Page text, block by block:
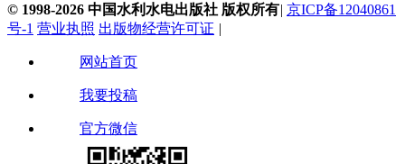
© 1998-2026 中国水利水电出版社 版权所有| 京ICP备12040861
号-1 营业执照 出版物经营许可证 |
网站首页
我要投稿
官方微信